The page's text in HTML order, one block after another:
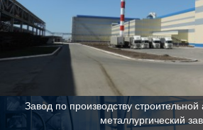
Завод по производству
металлургический